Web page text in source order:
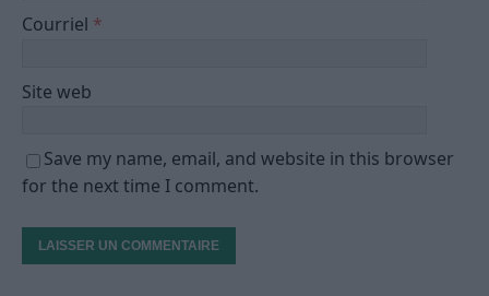
Courriel *
Site web
Save my name, email, and website in this browser
for the next time I comment.